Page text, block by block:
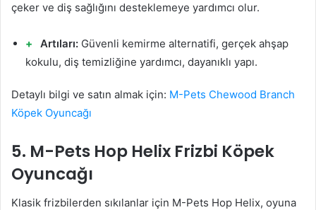
çeker ve diş sağlığını desteklemeye yardımcı olur.
Artıları: Güvenli kemirme alternatifi, gerçek ahşap
kokulu, diş temizliğine yardımcı, dayanıklı yapı.
Detaylı bilgi ve satın almak için: M-Pets Chewood Branch
Köpek Oyuncağı
5. M-Pets Hop Helix Frizbi Köpek
Oyuncağı
Klasik frizbilerden sıkılanlar için M-Pets Hop Helix, oyuna